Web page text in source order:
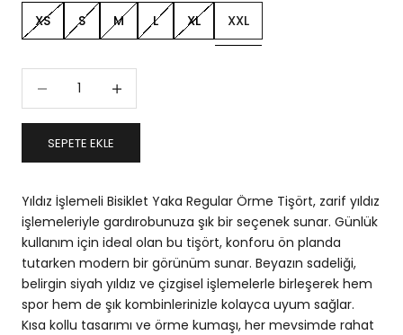
XS S M L XL XXL
Miktarı azalt
SEPETE EKLE
Yıldız İşlemeli Bisiklet Yaka Regular Örme Tişört, zarif yıldız
işlemeleriyle gardırobunuza şık bir seçenek sunar. Günlük
kullanım için ideal olan bu tişört, konforu ön planda
tutarken modern bir görünüm sunar. Beyazın sadeliği,
belirgin siyah yıldız ve çizgisel işlemelerle birleşerek hem
spor hem de şık kombinlerinizle kolayca uyum sağlar.
Kısa kollu tasarımı ve örme kumaşı, her mevsimde rahat